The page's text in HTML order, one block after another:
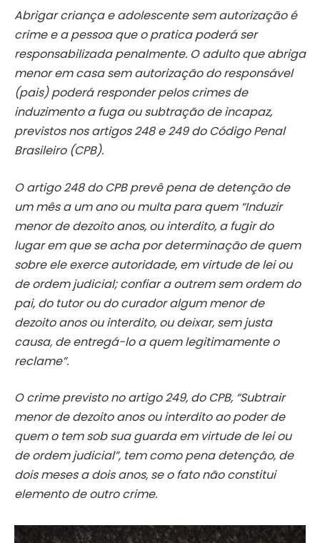
Abrigar criança e adolescente sem autorização é
crime e a pessoa que o pratica poderá ser
responsabilizada penalmente. O adulto que abriga
menor em casa sem autorização do responsável
(pais) poderá responder pelos crimes de
induzimento a fuga ou subtração de incapaz,
previstos nos artigos 248 e 249 do Código Penal
Brasileiro (CPB).
O artigo 248 do CPB prevê pena de detenção de
um mês a um ano ou multa para quem “Induzir
menor de dezoito anos, ou interdito, a fugir do
lugar em que se acha por determinação de quem
sobre ele exerce autoridade, em virtude de lei ou
de ordem judicial; confiar a outrem sem ordem do
pai, do tutor ou do curador algum menor de
dezoito anos ou interdito, ou deixar, sem justa
causa, de entregá-lo a quem legitimamente o
reclame”.
O crime previsto no artigo 249, do CPB, “Subtrair
menor de dezoito anos ou interdito ao poder de
quem o tem sob sua guarda em virtude de lei ou
de ordem judicial”, tem como pena detenção, de
dois meses a dois anos, se o fato não constitui
elemento de outro crime.